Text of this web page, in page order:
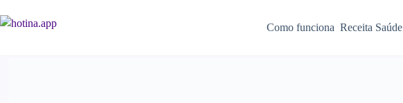
Como funciona Receita Saúde